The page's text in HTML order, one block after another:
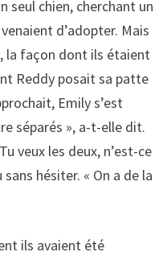
seul chien, cherchant un
d’adopter. Mais
la façon dont ils étaient
Reddy posait sa patte
Emily s’est
séparés », a-t-elle dit.
veux les deux, n’est-ce
hésiter. « On a de la
ils avaient été